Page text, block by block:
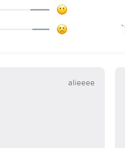
alieeee